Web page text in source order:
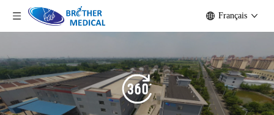
Français